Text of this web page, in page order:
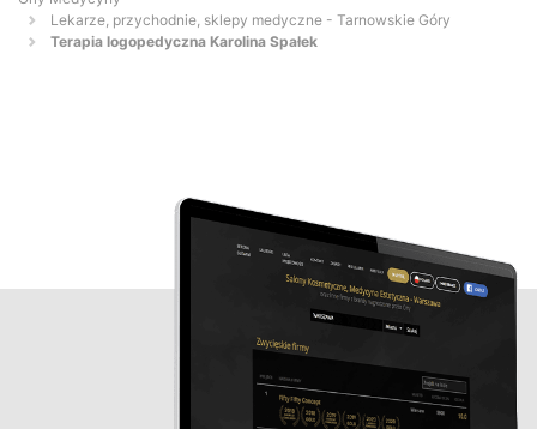
Lekarze, przychodnie, sklepy medyczne - Tarnowskie Góry
Terapia logopedyczna Karolina Spałek